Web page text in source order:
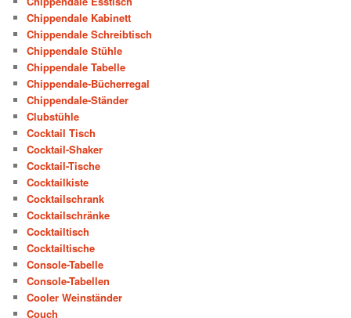
Chippendale Kabinett
Chippendale Schreibtisch
Chippendale Stühle
Chippendale Tabelle
Chippendale-Bücherregal
Chippendale-Ständer
Clubstühle
Cocktail Tisch
Cocktail-Shaker
Cocktail-Tische
Cocktailkiste
Cocktailschrank
Cocktailschränke
Cocktailtisch
Cocktailtische
Console-Tabelle
Console-Tabellen
Cooler Weinständer
Couch